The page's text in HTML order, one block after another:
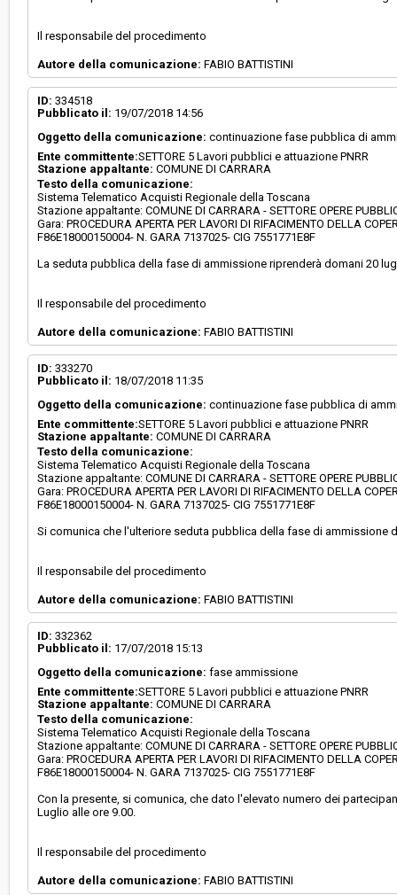
Il responsabile del procedimento
Autore della comunicazione: FABIO BATTISTINI
ID: 334518
Pubblicato il: 19/07/2018 14:56
Oggetto della comunicazione: continuazione fase pubblica di
Ente committente:SETTORE 5 Lavori pubblici e attuazione PNRR
Stazione appaltante: COMUNE DI CARRARA
Testo della comunicazione:
Sistema Telematico Acquisti Regionale della Toscana
Stazione appaltante: COMUNE DI CARRARA - SETTORE OPERE
Gara: PROCEDURA APERTA PER LAVORI DI RIFACIMENTO DELLA
F86E18000150004- N. GARA 7137025- CIG 7551771E8F
La seduta pubblica della fase di ammissione riprenderà domani 20
Il responsabile del procedimento
Autore della comunicazione: FABIO BATTISTINI
ID: 333270
Pubblicato il: 18/07/2018 11:35
Oggetto della comunicazione: continuazione fase pubblica di
Ente committente:SETTORE 5 Lavori pubblici e attuazione PNRR
Stazione appaltante: COMUNE DI CARRARA
Testo della comunicazione:
Sistema Telematico Acquisti Regionale della Toscana
Stazione appaltante: COMUNE DI CARRARA - SETTORE OPERE
Gara: PROCEDURA APERTA PER LAVORI DI RIFACIMENTO DELLA
F86E18000150004- N. GARA 7137025- CIG 7551771E8F
Si comunica che l'ulteriore seduta pubblica della fase di ammissione
Il responsabile del procedimento
Autore della comunicazione: FABIO BATTISTINI
ID: 332362
Pubblicato il: 17/07/2018 15:13
Oggetto della comunicazione: fase ammissione
Ente committente:SETTORE 5 Lavori pubblici e attuazione PNRR
Stazione appaltante: COMUNE DI CARRARA
Testo della comunicazione:
Sistema Telematico Acquisti Regionale della Toscana
Stazione appaltante: COMUNE DI CARRARA - SETTORE OPERE
Gara: PROCEDURA APERTA PER LAVORI DI RIFACIMENTO DELLA
F86E18000150004- N. GARA 7137025- CIG 7551771E8F
Con la presente, si comunica, che dato l'elevato numero dei
Luglio alle ore 9.00.
Il responsabile del procedimento
Autore della comunicazione: FABIO BATTISTINI